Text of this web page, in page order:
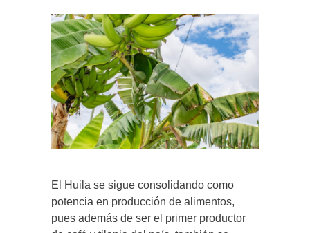
El Huila se sigue consolidando como
potencia en producción de alimentos,
pues además de ser el primer productor